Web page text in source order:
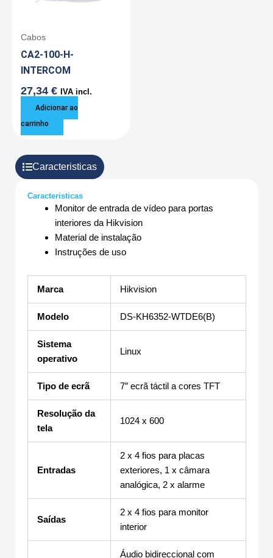
Cabos
CA2-100-H-
INTERCOM
27,34 € IVA incl.
Adicionar ao
carrinho
Caracteristicas
Caracteristicas
Monitor de entrada de vídeo para portas
interiores da Hikvision
Material de instalação
Instruções de uso
Marca Hikvision
Modelo DS-KH6352-WTDE6(B)
Sistema
operativo
Linux
Tipo de ecrã 7″ ecrã táctil a cores TFT
Resolução da
tela
1024 x 600
Entradas
2 x 4 fios para placas
exteriores, 1 x câmara
analógica, 2 x alarme
Saídas
2 x 4 fios para monitor
interior
Áudio bidireccional com